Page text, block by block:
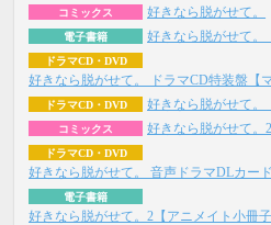
コミックス 好きなら脱がせて。
電子書籍 好きなら脱がせて。
ドラマCD・DVD
好きなら脱がせて。 ドラマCD特装盤【
ドラマCD・DVD 好きなら脱がせて。
コミックス 好きなら脱がせて。2
ドラマCD・DVD
好きなら脱がせて。 音声ドラマDLカー
電子書籍
好きなら脱がせて。2【アニメイト小冊